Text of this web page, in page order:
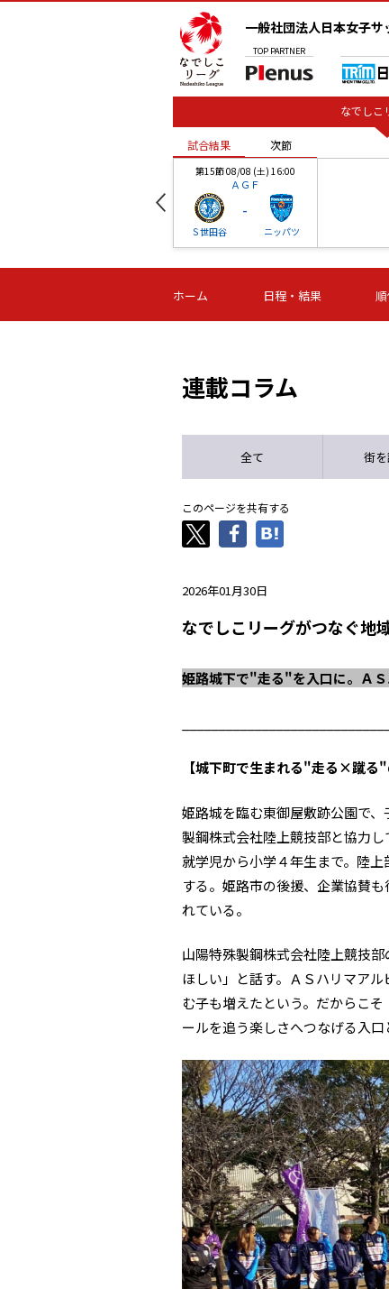
一般社団法人日本女子サ
TOP PARTNER
なでしこ
試合結果 次節
第15節 08/08 (土) 16:00
ＡＧＦ
Ｓ世田谷
-
ニッパツ
-
第16節 09/05 (土) 15:00
ニッパツ
-
第16節 09/
石
試合結果 次節
ホーム 日程・結果
連載コラム
全て 街
このページを共有する
2026年01月30日
なでしこリーグがつなぐ地
姫路城下で"走る"を入口に。Ａ
【城下町で生まれる"走る×蹴る"
姫路城を臨む東御屋敷跡公園で
製鋼株式会社陸上競技部と協力
就学児から小学４年生まで。陸
する。姫路市の後援、企業協賛
れている。
山陽特殊製鋼株式会社陸上競技
ほしい」と話す。ＡＳハリマア
む子も増えたという。だからこ
ールを追う楽しさへつなげる入口